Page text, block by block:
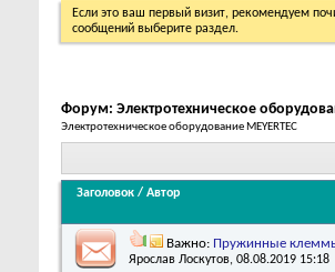
Если это ваш первый визит, рекомендуем
сообщений выберите раздел.
Форум: Электротехническое
Электротехническое оборудование MEYERTEC
Заголовок / Автор
Важно: Пружинные клеммы
Ярослав Лоскутов, 08.08.2019 15:18